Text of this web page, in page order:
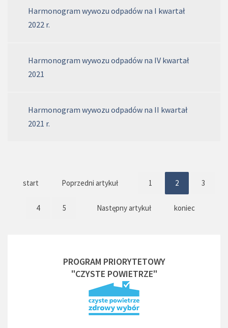
Harmonogram wywozu odpadów na I kwartał
2022 r.
Harmonogram wywozu odpadów na IV kwartał
2021
Harmonogram wywozu odpadów na II kwartał
2021 r.
start Poprzedni artykuł 1 2 3
4 5 Następny artykuł koniec
PROGRAM PRIORYTETOWY
"CZYSTE POWIETRZE"